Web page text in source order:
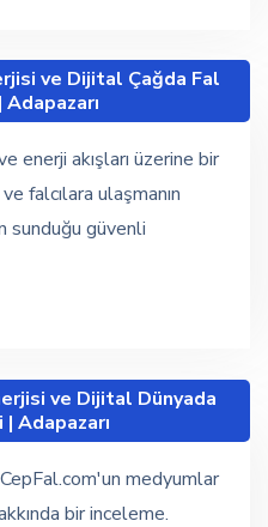
ve Dijital Çağda Fal
Adapazarı
enerji akışları üzerine bir
falcılara ulaşmanın
sunduğu güvenli
ve Dijital Dünyada
| Adapazarı
medyumlar
bir inceleme.